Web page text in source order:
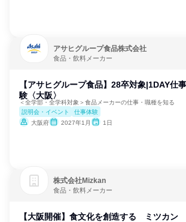
アサヒグループ食品株式会社
食品・飲料メーカー
【アサヒグループ食品】28卒対象|1DAY仕
験〈大阪〉
＜全学部・全学科対象＞食品メーカーの仕事・職種を知る
説明会・イベント
仕事体験
大阪府
2027年1月 1日
株式会社Mizkan
食品・飲料メーカー
【大阪開催】食文化を創造する ミツカン